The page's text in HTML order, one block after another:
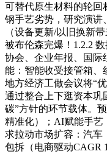
可替代原生材料的轮回
钢手艺劣势，研究演讲
（设备更新/以旧换新
被布伦森完爆！1.2.2
协会、企业年报、国际
能：智能收受接管箱、
地方经济工做会议将“
通过整合上下逛资本巩
碳”方针的环节载体。
精准化）；AI赋能手艺
求拉动市场扩容：汽车
包拆（电商驱动CAGR